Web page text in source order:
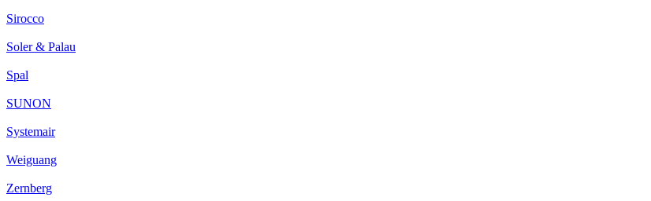
Sirocco
Soler & Palau
Spal
SUNON
Systemair
Weiguang
Zernberg